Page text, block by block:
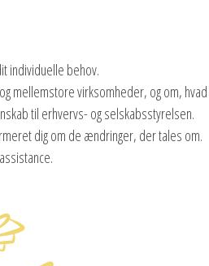
individuelle behov.
mellemstore virksomheder, og om, hvad
til erhvervs- og selskabsstyrelsen.
dig om de ændringer, der tales om.